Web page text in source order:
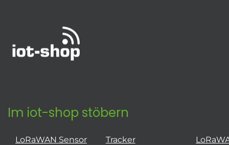
Im iot-shop stöbern
LoRaWAN Sensor
Tracker